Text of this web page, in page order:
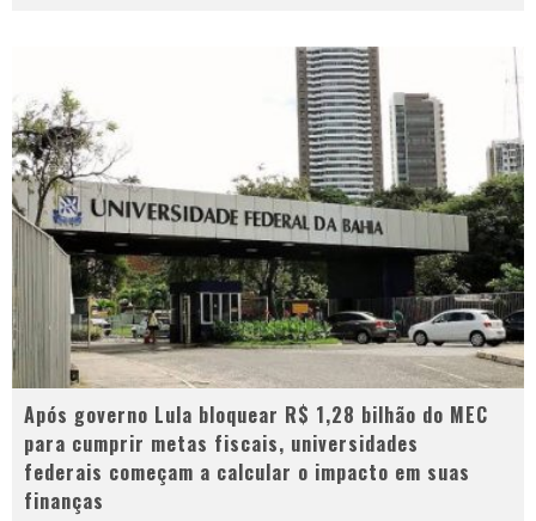
Após governo Lula bloquear R$ 1,28 bilhão do MEC
para cumprir metas fiscais, universidades
federais começam a calcular o impacto em suas
finanças